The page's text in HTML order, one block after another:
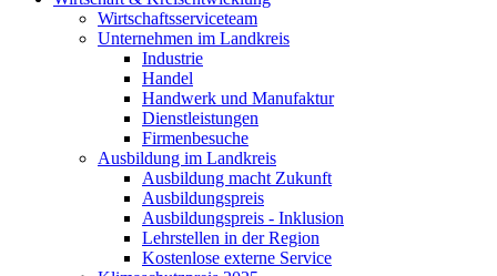
Wirtschaftsserviceteam
Unternehmen im Landkreis
Industrie
Handel
Handwerk und Manufaktur
Dienstleistungen
Firmenbesuche
Ausbildung im Landkreis
Ausbildung macht Zukunft
Ausbildungspreis
Ausbildungspreis - Inklusion
Lehrstellen in der Region
Kostenlose externe Service